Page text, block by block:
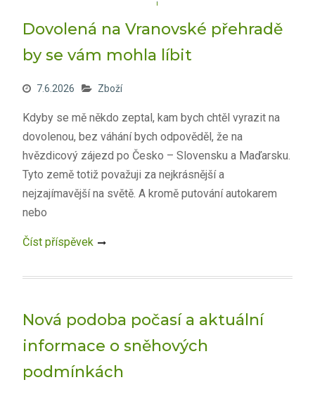
Dovolená na Vranovské přehradě
by se vám mohla líbit
7.6.2026 Zboží
Kdyby se mě někdo zeptal, kam bych chtěl vyrazit na
dovolenou, bez váhání bych odpověděl, že na
hvězdicový zájezd po Česko – Slovensku a Maďarsku.
Tyto země totiž považuji za nejkrásnější a
nejzajímavější na světě. A kromě putování autokarem
nebo
Číst příspěvek
Nová podoba počasí a aktuální
informace o sněhových
podmínkách